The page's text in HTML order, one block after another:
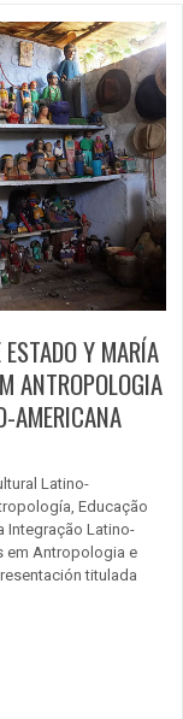
Y MARÍA
ANTROPOLOGIA
AMERICANA
Latino-
Educação
Integração Latino-
em Antropologia e
titulada